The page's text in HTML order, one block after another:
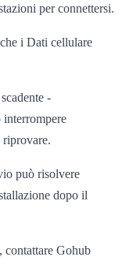
per connettersi.
i Dati cellulare
-
interrompere
riprovare.
può risolvere
dopo il
contattare Gohub